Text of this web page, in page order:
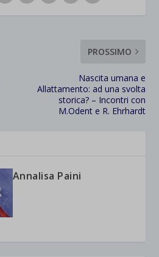
PROSSIMO
Nascita umana e
Allattamento: ad una svolta
storica? – Incontri con
M.Odent e R. Ehrhardt
Annalisa Paini